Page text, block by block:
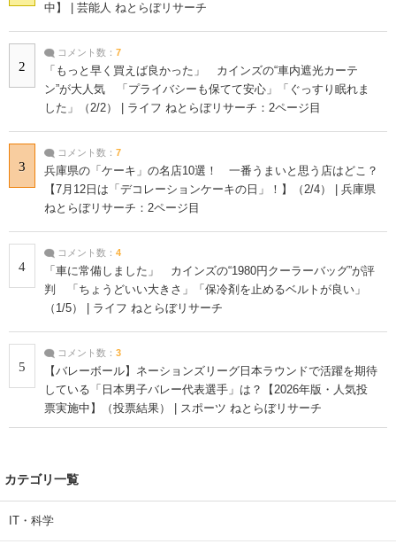
中】 | 芸能人 ねとらぼリサーチ
2
コメント数： 7
「もっと早く買えば良かった」 カインズの“車内遮光カーテ
ン”が大人気 「プライバシーも保てて安心」「ぐっすり眠れま
した」（2/2） | ライフ ねとらぼリサーチ：2ページ目
3
コメント数： 7
兵庫県の「ケーキ」の名店10選！ 一番うまいと思う店はどこ？
【7月12日は「デコレーションケーキの日」！】（2/4） | 兵庫県
ねとらぼリサーチ：2ページ目
4
コメント数： 4
「車に常備しました」 カインズの“1980円クーラーバッグ”が評
判 「ちょうどいい大きさ」「保冷剤を止めるベルトが良い」
（1/5） | ライフ ねとらぼリサーチ
5
コメント数： 3
【バレーボール】ネーションズリーグ日本ラウンドで活躍を期待
している「日本男子バレー代表選手」は？【2026年版・人気投
票実施中】（投票結果） | スポーツ ねとらぼリサーチ
カテゴリ一覧
IT・科学